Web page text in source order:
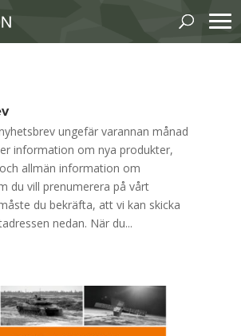
ungefär varannan månad
information om nya produkter,
allmän information om
du vill prenumerera på vårt
du bekräfta, att vi kan skicka
nedan. När du...